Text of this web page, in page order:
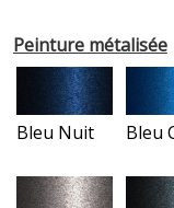
Peinture métalisée
Bleu Nuit Bleu